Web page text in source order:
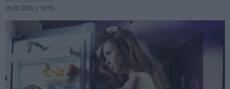
06.08.2026 | 10:55